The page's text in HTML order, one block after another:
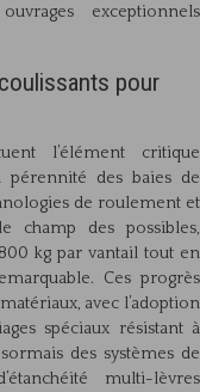
exceptionnels
pour
l’élément critique
des baies de
de roulement et
champ des possibles,
kg par vantail tout en
Ces progrès
avec l’adoption
spéciaux résistant à
des systèmes de
multi-lèvres